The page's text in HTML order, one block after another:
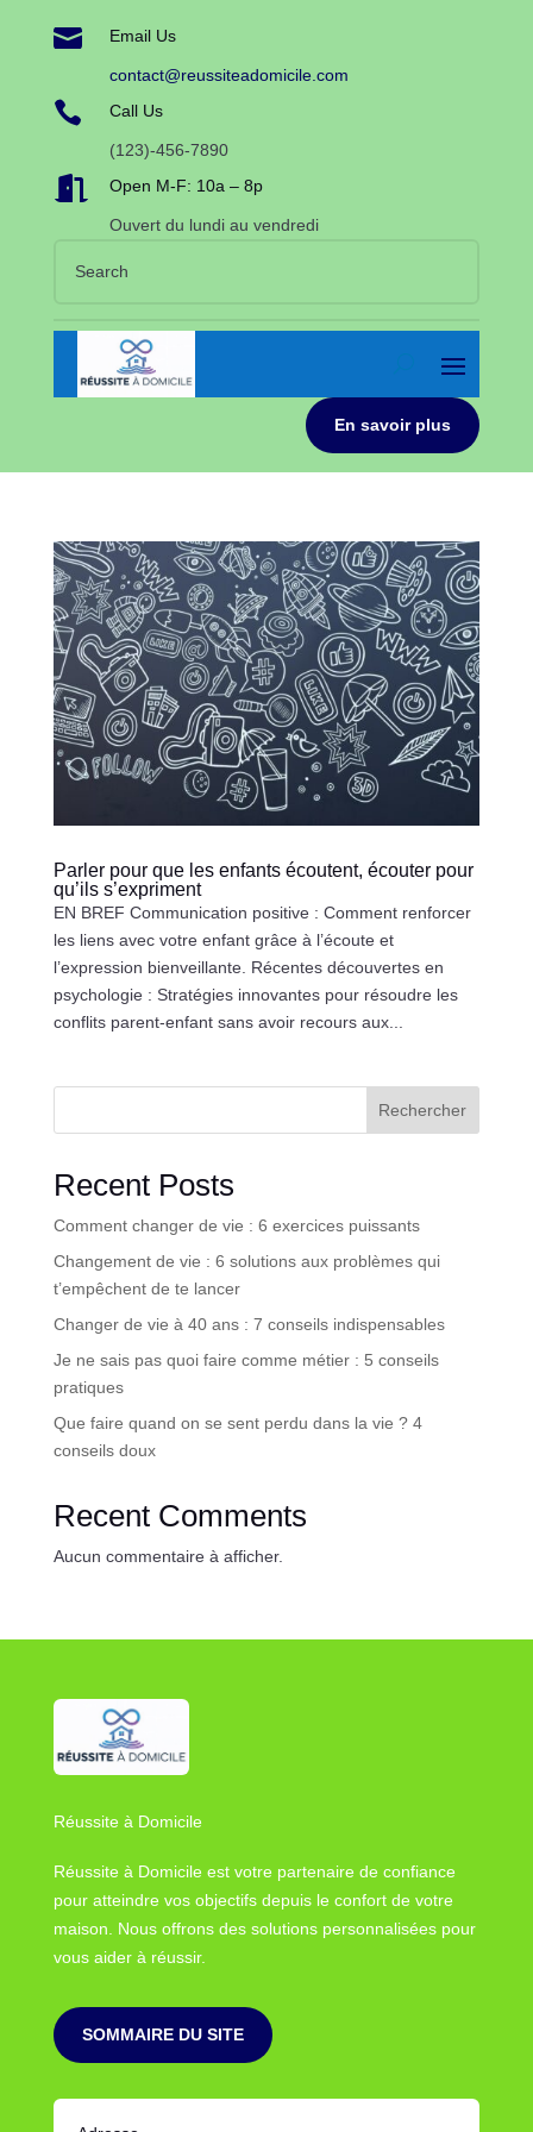
 Email Us
contact@reussiteadomicile.com
 Call Us
(123)-456-7890
 Open M-F: 10a – 8p
Ouvert du lundi au vendredi
En savoir plus
Parler pour que les enfants écoutent, écouter pour
qu’ils s’expriment
EN BREF Communication positive : Comment renforcer
les liens avec votre enfant grâce à l’écoute et
l’expression bienveillante. Récentes découvertes en
psychologie : Stratégies innovantes pour résoudre les
conflits parent-enfant sans avoir recours aux...
Rechercher
Recent Posts
Comment changer de vie : 6 exercices puissants
Changement de vie : 6 solutions aux problèmes qui
t’empêchent de te lancer
Changer de vie à 40 ans : 7 conseils indispensables
Je ne sais pas quoi faire comme métier : 5 conseils
pratiques
Que faire quand on se sent perdu dans la vie ? 4
conseils doux
Recent Comments
Aucun commentaire à afficher.
Réussite à Domicile
Réussite à Domicile est votre partenaire de confiance
pour atteindre vos objectifs depuis le confort de votre
maison. Nous offrons des solutions personnalisées pour
vous aider à réussir.
SOMMAIRE DU SITE